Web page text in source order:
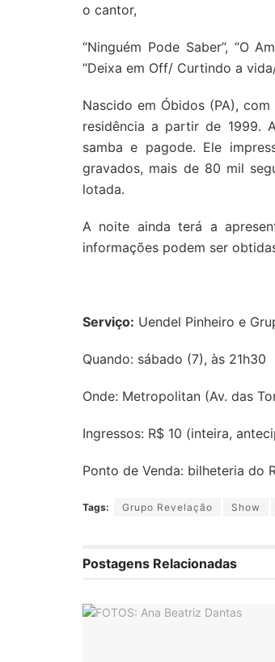
o cantor,
“Ninguém Pode Saber”, “O
“Deixa em Off/ Curtindo a
Nascido em Óbidos (PA),
residência a partir de 1999.
samba e pagode. Ele
gravados, mais de 80 mil
lotada.
A noite ainda terá a
informações podem ser
Serviço: Uendel Pinheiro e
Quando: sábado (7), às 21h30
Onde: Metropolitan (Av. das
Ingressos: R$ 10 (inteira,
Ponto de Venda: bilheteria do
Tags: Grupo Revelação Show
Postagens Relacionadas